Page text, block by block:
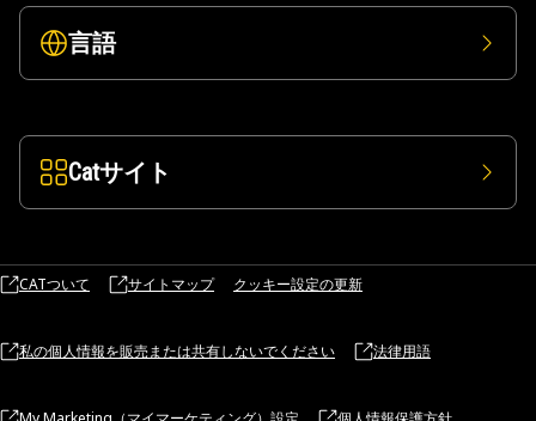
言語
Catサイト
CATついて サイトマップ クッキー設定の更新
私の個人情報を販売または共有しないでください 法律用語